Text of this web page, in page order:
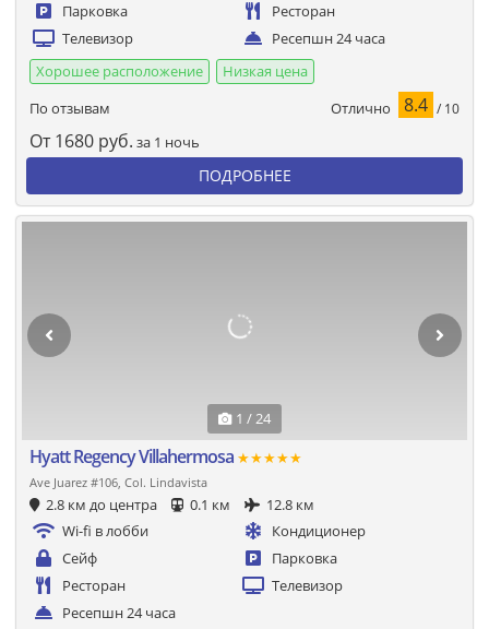
Парковка
Ресторан
Телевизор
Ресепшн 24 часа
Хорошее расположение
Низкая цена
По отзывам
Отлично 8.4 / 10
От 1680 руб. за 1 ночь
ПОДРОБНЕЕ
1 / 24
Hyatt Regency Villahermosa ★★★★★
Ave Juarez #106, Col. Lindavista
2.8 км до центра 0.1 км
12.8 км
Wi-fi в лобби
Кондиционер
Сейф
Парковка
Ресторан
Телевизор
Ресепшн 24 часа